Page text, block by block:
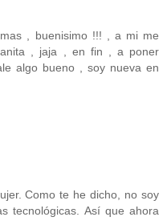
, buenisimo !!! , a mi me
, jaja , en fin , a poner
algo bueno , soy nueva en
Como te he dicho, no soy
tecnológicas. Así que ahora